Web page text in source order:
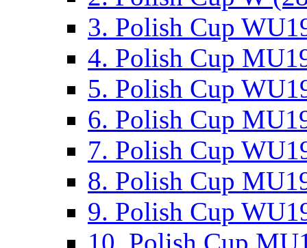
3. Polish Cup
4. Polish Cup
5. Polish Cup
6. Polish Cup
7. Polish Cup
8. Polish Cup
9. Polish Cup
10. Polish Cup